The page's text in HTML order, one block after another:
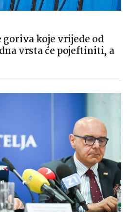
goriva koje vrijede od
vrsta će pojeftiniti, a